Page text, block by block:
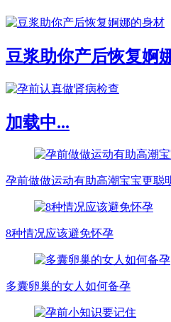
豆浆助你产后恢复婀
加载中...
孕前做做运动有助高潮宝宝更聪
8种情况应该避免怀孕
多囊卵巢的女人如何备孕